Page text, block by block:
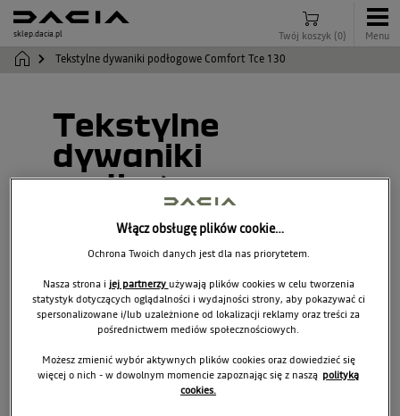
sklep.dacia.pl Twój koszyk (0) Menu
Tekstylne dywaniki podłogowe Comfort Tce 130
Tekstylne
dywaniki
podłogowe
Comfort Tce 130
749M61901R
Włącz obsługę plików cookie…
Ochrona Twoich danych jest dla nas priorytetem.
Nasza strona i jej partnerzy używają plików cookies w celu tworzenia
statystyk dotyczących oglądalności i wydajności strony, aby pokazywać ci
spersonalizowane i/lub uzależnione od lokalizacji reklamy oraz treści za
pośrednictwem mediów społecznościowych.
Możesz zmienić wybór aktywnych plików cookies oraz dowiedzieć się
więcej o nich - w dowolnym momencie zapoznając się z naszą polityką
cookies.